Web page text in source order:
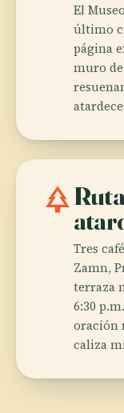
El
último
página
muro
park
Tres
Zamn,
terraza
6:30
oración
caliza